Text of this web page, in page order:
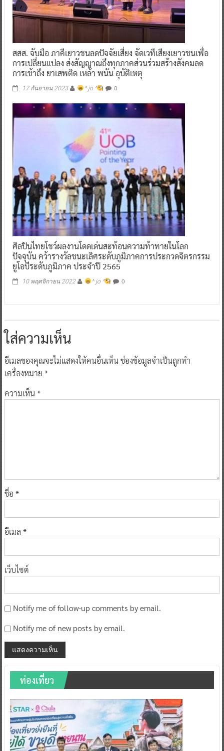
สสส. จับมือ ภาคีเยาวชนลดปัจจัยเสี่ยง จัดเวทีเสียงเยาวชนเพื่อ
การเปลี่ยนแปลง ส่งสัญญาณถึงทุกภาคส่วนร่วมสร้างสังคมลด
การเข้าถึง ยาเสพติด เหล้า พนัน อุบัติเหตุ
17 กันยายน 2023 ^ jo ^ 0
ศิลปินไทยโชว์ผลงานโดดเด่นสะท้อนความท้าทายในโลก
ปัจจุบัน คว้ารางวัลชนะเลิศระดับภูมิภาคการประกวดจิตรกรรม
ยูโอบีระดับภูมิภาค ประจำปี 2565
10 พฤศจิกายน 2022 ^ jo ^ 0
ใส่ความเห็น
อีเมลของคุณจะไม่แสดงให้คนอื่นเห็นช่องข้อมูลจำเป็นถูกทำ
เครื่องหมาย *
ความเห็น*
ชื่อ *
อีเมล *
เว็บไซต์
Notify me of follow-up comments by email.
Notify me of new posts by email.
ท่องเที่ยว